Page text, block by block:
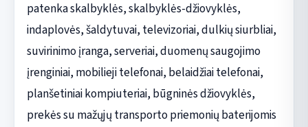
patenka skalbyklės, skalbyklės-džiovyklės,
indaplovės, šaldytuvai, televizoriai, dulkių siurbliai,
suvirinimo įranga, serveriai, duomenų saugojimo
įrenginiai, mobilieji telefonai, belaidžiai telefonai,
planšetiniai kompiuteriai, būgninės džiovyklės,
prekės su mažųjų transporto priemonių baterijomis